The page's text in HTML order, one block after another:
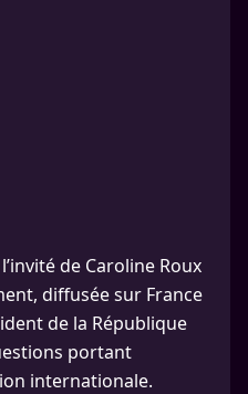
de Caroline Roux
diffusée sur France
de la République
portant
internationale.